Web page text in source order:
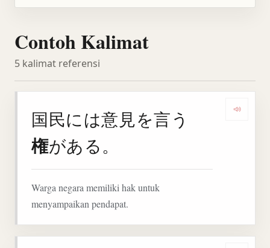
Contoh Kalimat
5 kalimat referensi
国民には意見を言う
権がある。
Warga negara memiliki hak untuk
menyampaikan pendapat.